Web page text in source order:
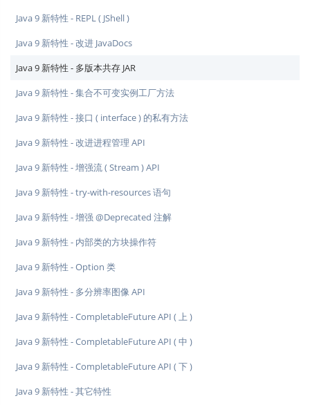
Java 9 新特性 - REPL ( JShell )
Java 9 新特性 - 改进 JavaDocs
Java 9 新特性 - 多版本共存 JAR
Java 9 新特性 - 集合不可变实例工厂方法
Java 9 新特性 - 接口 ( interface ) 的私有方法
Java 9 新特性 - 改进进程管理 API
Java 9 新特性 - 增强流 ( Stream ) API
Java 9 新特性 - try-with-resources 语句
Java 9 新特性 - 增强 @Deprecated 注解
Java 9 新特性 - 内部类的方块操作符
Java 9 新特性 - Option 类
Java 9 新特性 - 多分辨率图像 API
Java 9 新特性 - CompletableFuture API ( 上 )
Java 9 新特性 - CompletableFuture API ( 中 )
Java 9 新特性 - CompletableFuture API ( 下 )
Java 9 新特性 - 其它特性